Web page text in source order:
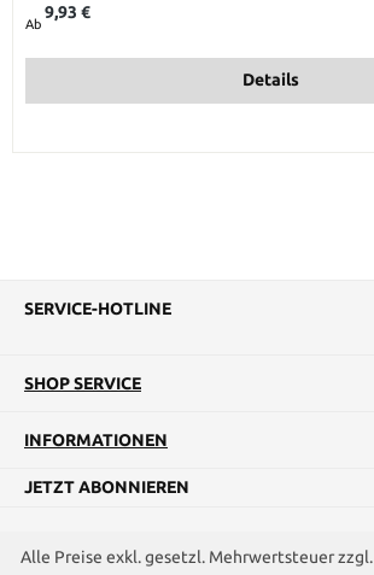
Ab
9,93 €
Details
SERVICE-HOTLINE
SHOP SERVICE
INFORMATIONEN
JETZT ABONNIEREN
Alle Preise exkl. gesetzl. Mehrwertsteuer zzgl.